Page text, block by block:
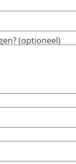
(optioneel)